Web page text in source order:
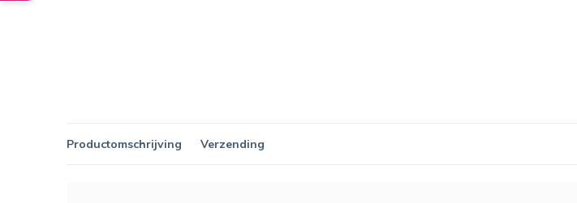
Productomschrijving Verzending